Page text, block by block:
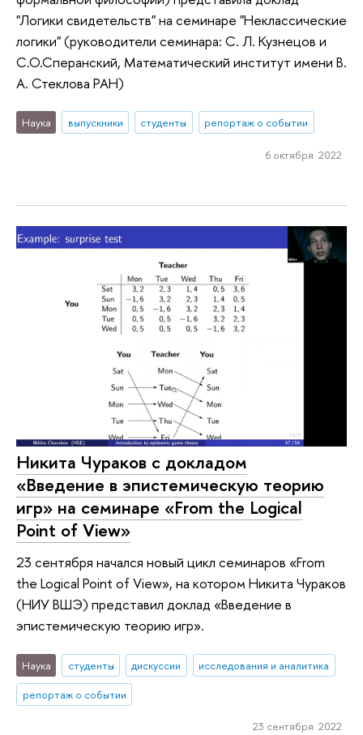
"Логики свидетельств" на семинаре "Неклассические
логики" (руководители семинара: С. Л. Кузнецов и
С.О.Сперанский, Математический институт имени В.
А. Стеклова РАН)
Наука выпускники студенты репортаж о событии
6 октября 2022
Никита Чураков с докладом
«Введение в эпистемическую теорию
игр» на семинаре «From the Logical
Point of View»
23 сентября начался новый цикл семинаров «From
the Logical Point of View», на котором Никита Чураков
(НИУ ВШЭ) представил доклад «Введение в
эпистемическую теорию игр».
Наука студенты дискуссии
исследования и аналитика
репортаж о событии
23 сентября 2022